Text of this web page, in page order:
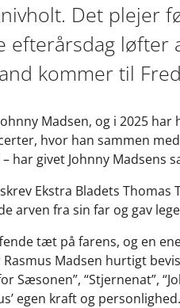
Det plejer
efterårsdag løfter
kommer til
Madsen, og i 2025
hvor han sammen
har givet Johnny Madsens
Ekstra Bladets
arven fra sin far og gav
tæt på farens, og en
Madsen hurtigt
Sæsonen”, “Stjernenat”,
egen kraft og personlighed.